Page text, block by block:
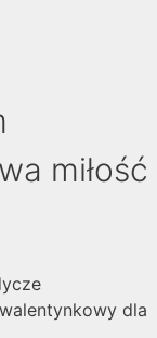
miłość
dla